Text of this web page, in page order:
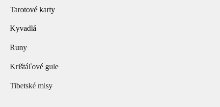
Tarotové karty
Kyvadlá
Runy
Krištáľové gule
Tibetské misy